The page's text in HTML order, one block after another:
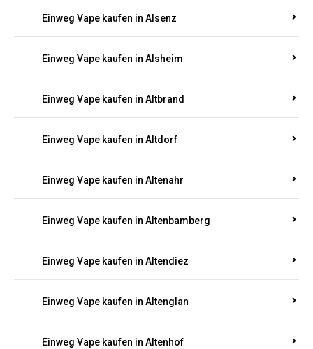
Einweg Vape kaufen in Alsenz
Einweg Vape kaufen in Alsheim
Einweg Vape kaufen in Altbrand
Einweg Vape kaufen in Altdorf
Einweg Vape kaufen in Altenahr
Einweg Vape kaufen in Altenbamberg
Einweg Vape kaufen in Altendiez
Einweg Vape kaufen in Altenglan
Einweg Vape kaufen in Altenhof